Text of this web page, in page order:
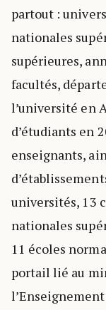
partout :
nationales
supérieures,
facultés,
l’université en
d’étudiants en
enseignants,
universités, 13
nationales
11 écoles
portail lié au